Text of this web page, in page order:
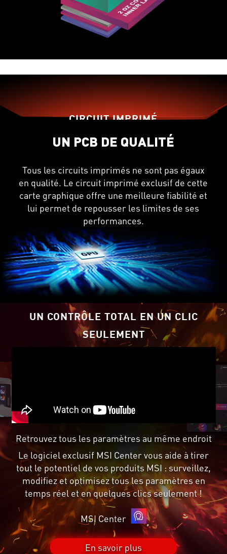
CIRCUIT IMPRIMÉ
UN PCB DE QUALITÉ
Tous les circuits imprimés ne sont pas égaux
en qualité. Le circuit imprimé exclusif de cette
carte graphique offre une meilleure fiabilité et
lui permet de repousser les limites de ses
performances.
UN CONTRÔLE TOTAL EN UN CLIC
SEULEMENT
Retrouvez tous les paramètres au même endroit
Le logiciel exclusif MSI Center vous aide à tirer
tout le potentiel de vos produits MSI : surveillez,
modifiez et optimisez tous les paramètres en
temps réel et en quelques clics seulement !
MSI Center
En savoir plus